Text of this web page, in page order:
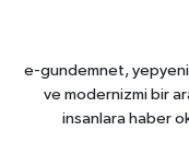
e-gundemnet, yepyeni
ve modernizmi bir
insanlara haber